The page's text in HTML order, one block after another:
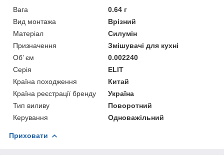
Вага
0.64 г
Вид монтажа
Врізний
Матеріал
Силумін
Призначення
Змішувачі для кухні
Об’ єм
0.002240
Серія
ELIT
Країна походження
Китай
Країна реєстрації бренду
Україна
Тип виливу
Поворотний
Керування
Одноважільний
Приховати